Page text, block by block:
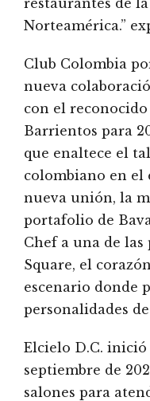
Norteamérica.”
Club Colombia
nueva
con el
Barrientos para
que enaltece el
colombiano en el
nueva unión, la
portafolio de
Chef a una de
Square, el
escenario donde
personalidades
Elcielo D.C. inició
septiembre de
salones para